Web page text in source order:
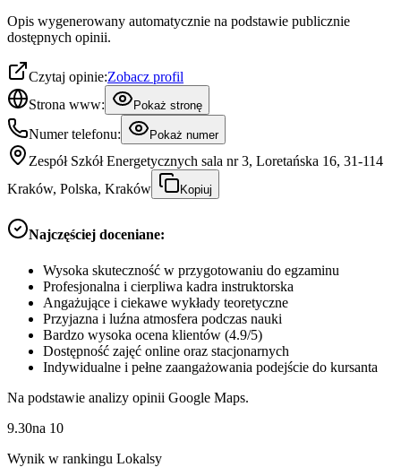
Opis wygenerowany automatycznie na podstawie publicznie
dostępnych opinii.
Czytaj opinie:Zobacz profil
Strona www:
Pokaż stronę
Numer telefonu: Pokaż numer
Zespół Szkół Energetycznych sala nr 3, Loretańska 16, 31-114
Kraków, Polska, Kraków
Kopiuj
Najczęściej doceniane:
Wysoka skuteczność w przygotowaniu do egzaminu
Profesjonalna i cierpliwa kadra instruktorska
Angażujące i ciekawe wykłady teoretyczne
Przyjazna i luźna atmosfera podczas nauki
Bardzo wysoka ocena klientów (4.9/5)
Dostępność zajęć online oraz stacjonarnych
Indywidualne i pełne zaangażowania podejście do kursanta
Na podstawie analizy opinii Google Maps.
9.30na 10
Wynik w rankingu Lokalsy